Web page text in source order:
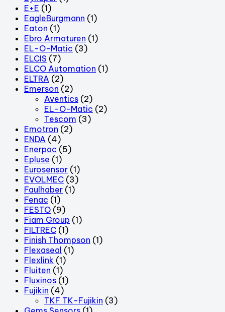
E+E (1)
EagleBurgmann (1)
Eaton (1)
Ebro Armaturen (1)
EL-O-Matic (3)
ELCIS (7)
ELCO Automation (1)
ELTRA (2)
Emerson (2)
Aventics (2)
EL-O-Matic (2)
Tescom (3)
Emotron (2)
ENDA (4)
Enerpac (5)
Epluse (1)
Eurosensor (1)
EVOLMEC (3)
Faulhaber (1)
Fenac (1)
FESTO (9)
Fiam Group (1)
FILTREC (1)
Finish Thompson (1)
Flexaseal (1)
Flexlink (1)
Fluiten (1)
Fluxinos (1)
Fujikin (4)
TKF TK-Fujikin (3)